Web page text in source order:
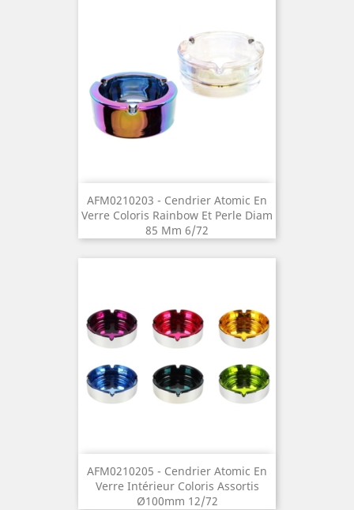
AFM0210203 - Cendrier Atomic En
Verre Coloris Rainbow Et Perle Diam
85 Mm 6/72
AFM0210205 - Cendrier Atomic En
Verre Intérieur Coloris Assortis
Ø100mm 12/72